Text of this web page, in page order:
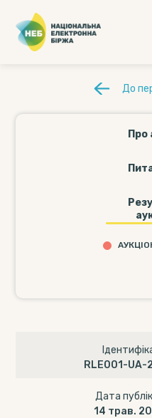
До
Про
RLE001-
Дата
14 трав.